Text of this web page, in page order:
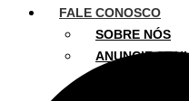
FALE CONOSCO
SOBRE NÓS
ANUNCIE AQUI